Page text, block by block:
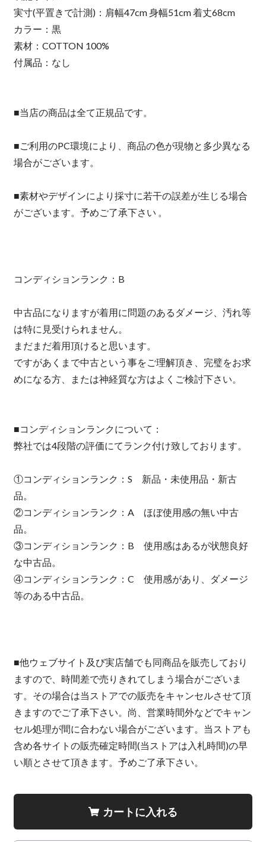
実寸(平置きで計測)：肩幅47cm 身幅51cm 着丈68cm
カラー：黒
素材：COTTON 100%
付属品：なし
■当店の商品は全て正規品です。
■ご利用のPC環境により、商品の色が現物と多少異なる
場合がございます。
■素材やデザインにより採寸に若干の誤差が生じる場合
がございます。予めご了承下さい 。
コンディションランク：B
中古品になりますが着用に問題のあるダメージ、汚れ等
は特に見受けられません。
まだまだ着用頂けると思います。
ですがあくまで中古という事をご理解頂き、完璧をお求
めになる方、または神経質な方はよくご検討下さい。
■コンディションランクについて：
弊社では4段階の評価にてランク付け致しております。
①コンディションランク：S 新品・未使用品・新古
品。
②コンディションランク：A ほぼ使用感の無い中古
品。
③コンディションランク：B 使用感はあるが状態良好
な中古品。
④コンディションランク：C 使用感があり、ダメージ
等のある中古品。
■他ウェブサイト及び実店舗でも同商品を販売しており
ますので、時間差で売りきれてしまう場合がございま
す。その場合は当ストアでの販売をキャンセルさせて頂
きますのでご了承下さい。尚、営業時間外などでキャン
セル処理が間に合わない場合がございます。当ストアも
含め各サイトの販売確定時間(当ストアは入札時間)の早
い順とさせて頂きます。予めご了承下さい。
カートに入れる